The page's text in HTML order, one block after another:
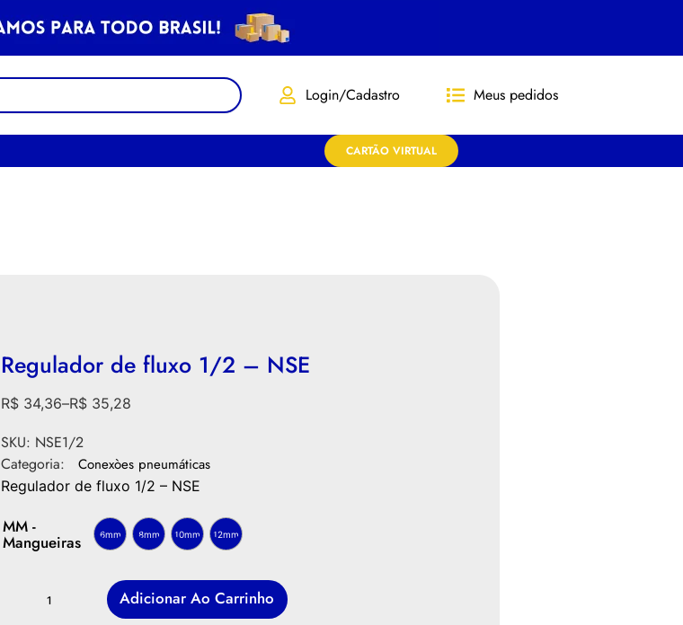
Login/Cadastro Meus pedidos
CARTÃO VIRTUAL
Regulador de fluxo 1/2 – NSE
R$ 34,36–R$ 35,28
SKU: NSE1/2
Categoria:
Conexòes pneumáticas
Regulador de fluxo 1/2 – NSE
MM -
Mangueiras 6mm 8mm 10mm 12mm
Adicionar Ao Carrinho